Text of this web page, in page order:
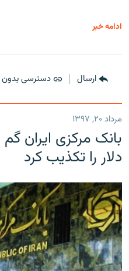
ادامه خبر
ارسال دسترسی بدون
مرداد ۲۰, ۱۳۹۷
دلار را تکذیب کرد